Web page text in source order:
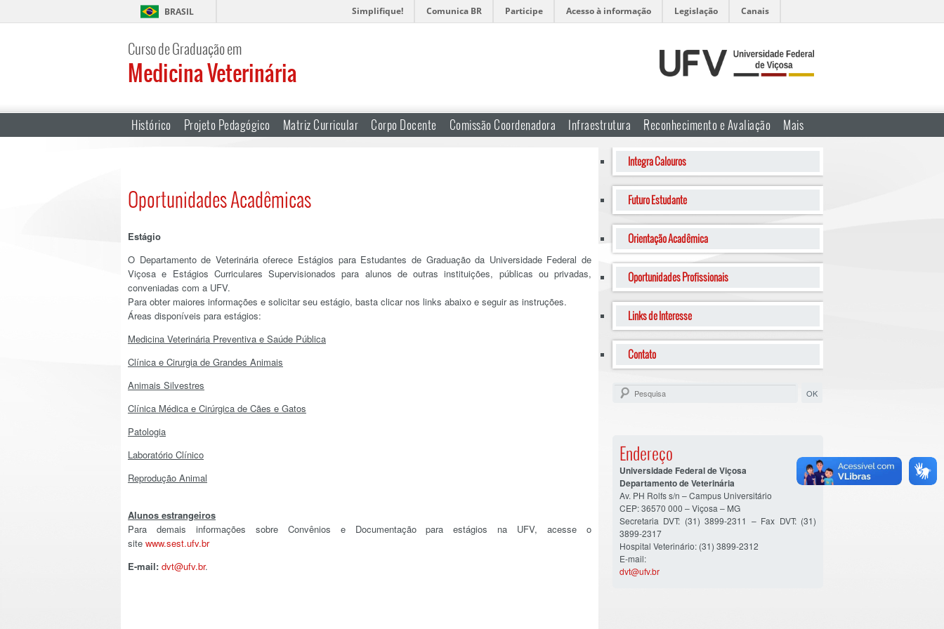
BRASIL Simplifique! Comunica BR Participe Acesso à informação Legislação Canais
Curso de Graduação em
Medicina Veterinária
Histórico Projeto Pedagógico Matriz Curricular Corpo Docente Comissão Coordenadora Infraestrutura Reconhecimento e Avaliação Mais
Oportunidades Acadêmicas
Estágio
O Departamento de Veterinária oferece Estágios para Estudantes de Graduação da Universidade Federal de
Viçosa e Estágios Curriculares Supervisionados para alunos de outras instituições, públicas ou privadas,
conveniadas com a UFV.
Para obter maiores informações e solicitar seu estágio, basta clicar nos links abaixo e seguir as instruções.
Áreas disponíveis para estágios:
Medicina Veterinária Preventiva e Saúde Pública
Clínica e Cirurgia de Grandes Animais
Animais Silvestres
Clínica Médica e Cirúrgica de Cães e Gatos
Patologia
Laboratório Clínico
Reprodução Animal
Alunos estrangeiros
Para demais informações sobre Convênios e Documentação para estágios na UFV, acesse o
site www.sest.ufv.br
E-mail: dvt@ufv.br.
Integra Calouros
Futuro Estudante
Orientação Acadêmica
Oportunidades Profissionais
Links de Interesse
Contato
Endereço
Universidade Federal de Viçosa
Departamento de Veterinária
Av. PH Rolfs s/n – Campus Universitário
CEP: 36570 000 – Viçosa – MG
Secretaria DVT: (31) 3899-2311 – Fax DVT: (31)
3899-2317
Hospital Veterinário: (31) 3899-2312
E-mail:
dvt@ufv.br